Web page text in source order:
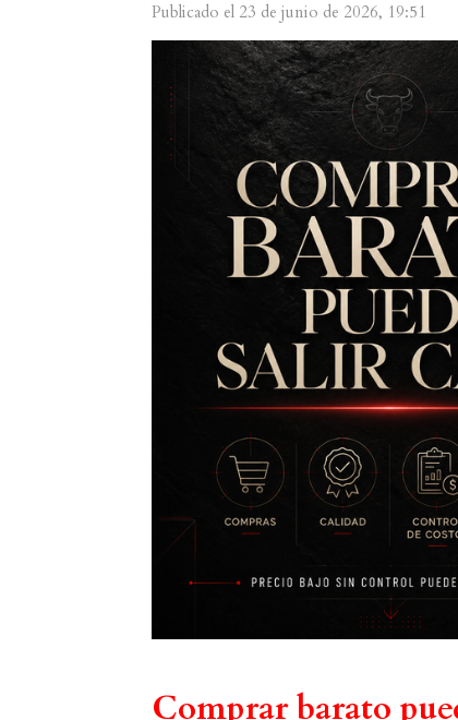
Publicado el 23 de junio de 2026, 19:51
Comprar barato